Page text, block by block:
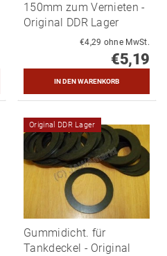
150mm zum Vernieten -
Original DDR Lager
€4,29 ohne MwSt.
€5,19
Original DDR Lager
Gummidicht. für
Tankdeckel - Original